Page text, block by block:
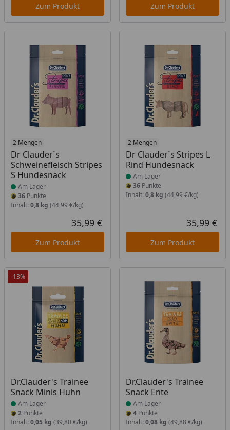
Zum Produkt Zum Produkt
2 Mengen
Dr Clauder´s
Schweinefleisch Stripes
S Hundesnack
Produkt am Lager
Am Lager
36 Punkte
Inhalt: 0,8 kg (44,99 €/kg)
Aktueller Preis
35,99 €
Zum Produkt
2 Mengen
Dr Clauder´s Stripes L
Rind Hundesnack
Produkt am Lager
Am Lager
36Punkte
Inhalt: 0,8 kg (44,99 €/kg)
35,99 €
Zum Produkt
-13%
Dr.Clauder's Trainee
Snack Minis Huhn
Produkt am Lager
Am Lager
2 Punkte
Inhalt: 0,05 kg (39,80 €/kg)
Dr.Clauder's Trainee
Snack Ente
Produkt am Lager
Am Lager
4Punkte
Inhalt: 0,08 kg (49,88 €/kg)